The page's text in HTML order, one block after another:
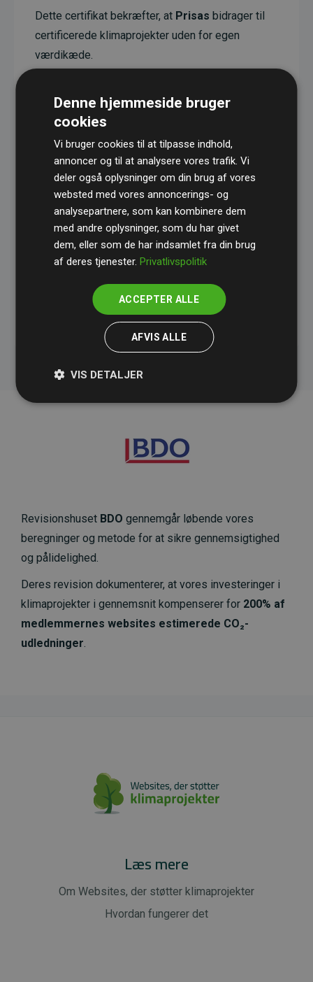
Dette certifikat bekræfter, at Prisas bidrager til
certificerede klimaprojekter uden for egen
værdikæde.
reducerende effekt, som i gennemsnit svarer til
dobbelt så meget CO₂ som den estimerede
Alle projekter er verificeret gennem Gold
Standard– en international ordning, der sikrer høj
kvalitet og gennemsigtighed i klimainvesteringer.
Du kan læse mere om de konkrete projekter
initiativet Websites, der støtter klimaprojekter
Revisionshuset BDO gennemgår løbende vores
beregninger og metode for at sikre gennemsigtighed
og pålidelighed.
Deres revision dokumenterer, at vores investeringer i
klimaprojekter i gennemsnit kompenserer for 200% af
medlemmernes websites estimerede CO₂-
udledninger.
Læs mere
Om Websites, der støtter klimaprojekter
Hvordan fungerer det
Denne hjemmeside bruger
cookies
Vi bruger cookies til at tilpasse indhold,
annoncer og til at analysere vores trafik. Vi
deler også oplysninger om din brug af vores
websted med vores annoncerings- og
analysepartnere, som kan kombinere dem
med andre oplysninger, som du har givet
dem, eller som de har indsamlet fra din brug
af deres tjenester.Privatlivspolitik
ACCEPTER ALLE
AFVIS ALLE
VIS DETALJER